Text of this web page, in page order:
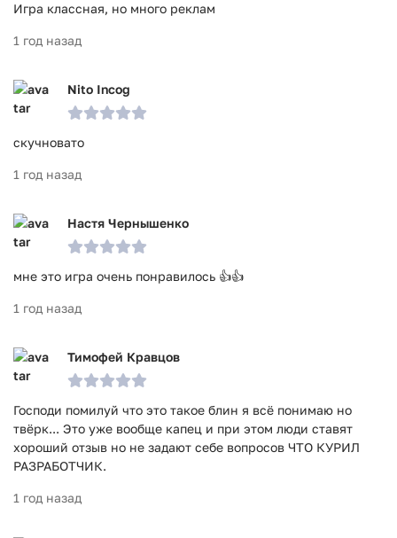
Игра классная, но много реклам
1 год назад
Nito Incog
скучновато
1 год назад
Настя Чернышенко
мне это игра очень понравилось 👍👍
1 год назад
Тимофей Кравцов
Господи помилуй что это такое блин я всё понимаю но
твёрк... Это уже вообще капец и при этом люди ставят
хороший отзыв но не задают себе вопросов ЧТО КУРИЛ
РАЗРАБОТЧИК.
1 год назад